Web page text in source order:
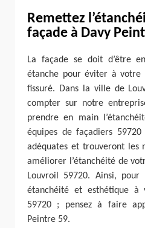
Remettez
façade à Davy
La façade se doit d’être
étanche pour éviter à votre
fissuré. Dans la ville de
compter sur notre
prendre en main
équipes de façadiers
adéquates et trouveront les
améliorer l’étanchéité de
Louvroil 59720. Ainsi,
étanchéité et esthétique à
59720 ; pensez à faire
Peintre 59.